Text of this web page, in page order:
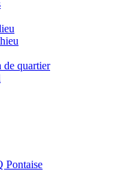
quartier
Pontaise